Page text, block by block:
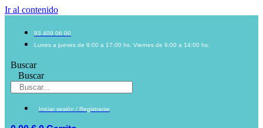
Ir al contenido
93 409 06 00
Lunes a jueves de 9:00 a 17:00 hs. Viernes de 9:00 a 14:00 hs.
Buscar
Buscar
Iniciar sesión / Registrarse